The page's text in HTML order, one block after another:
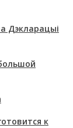
Дэкларацыі
к